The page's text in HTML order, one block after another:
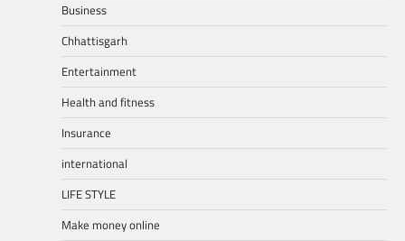
Business
Chhattisgarh
Entertainment
Health and fitness
Insurance
international
LIFE STYLE
Make money online